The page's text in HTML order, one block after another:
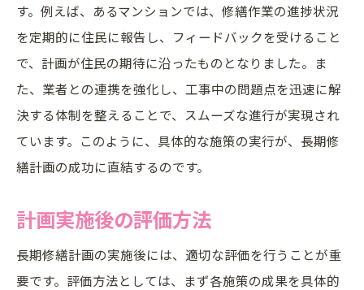
す。例えば、あるマンションでは、修繕作業の進捗状況
を定期的に住民に報告し、フィードバックを受けること
で、計画が住民の期待に沿ったものとなりました。ま
た、業者との連携を強化し、工事中の問題点を迅速に解
決する体制を整えることで、スムーズな進行が実現され
ています。このように、具体的な施策の実行が、長期修
繕計画の成功に直結するのです。
計画実施後の評価方法
長期修繕計画の実施後には、適切な評価を行うことが重
要です。評価方法としては、まず各施策の成果を具体的